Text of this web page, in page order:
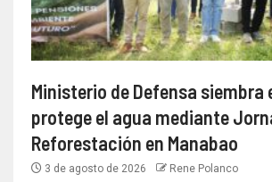
Ministerio de Defensa siembra
protege el agua mediante
Reforestación en Manabao
3 de agosto de 2026 Rene Polanco